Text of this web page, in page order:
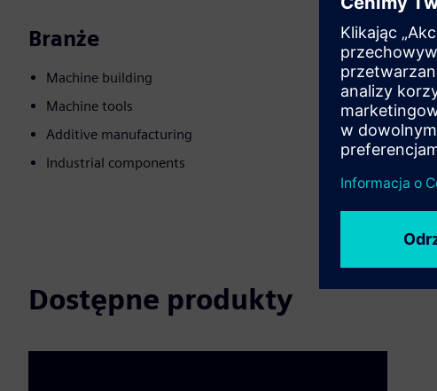
Branże
Machine building
Machine tools
Additive manufacturing
Industrial components
Dostępne produkty